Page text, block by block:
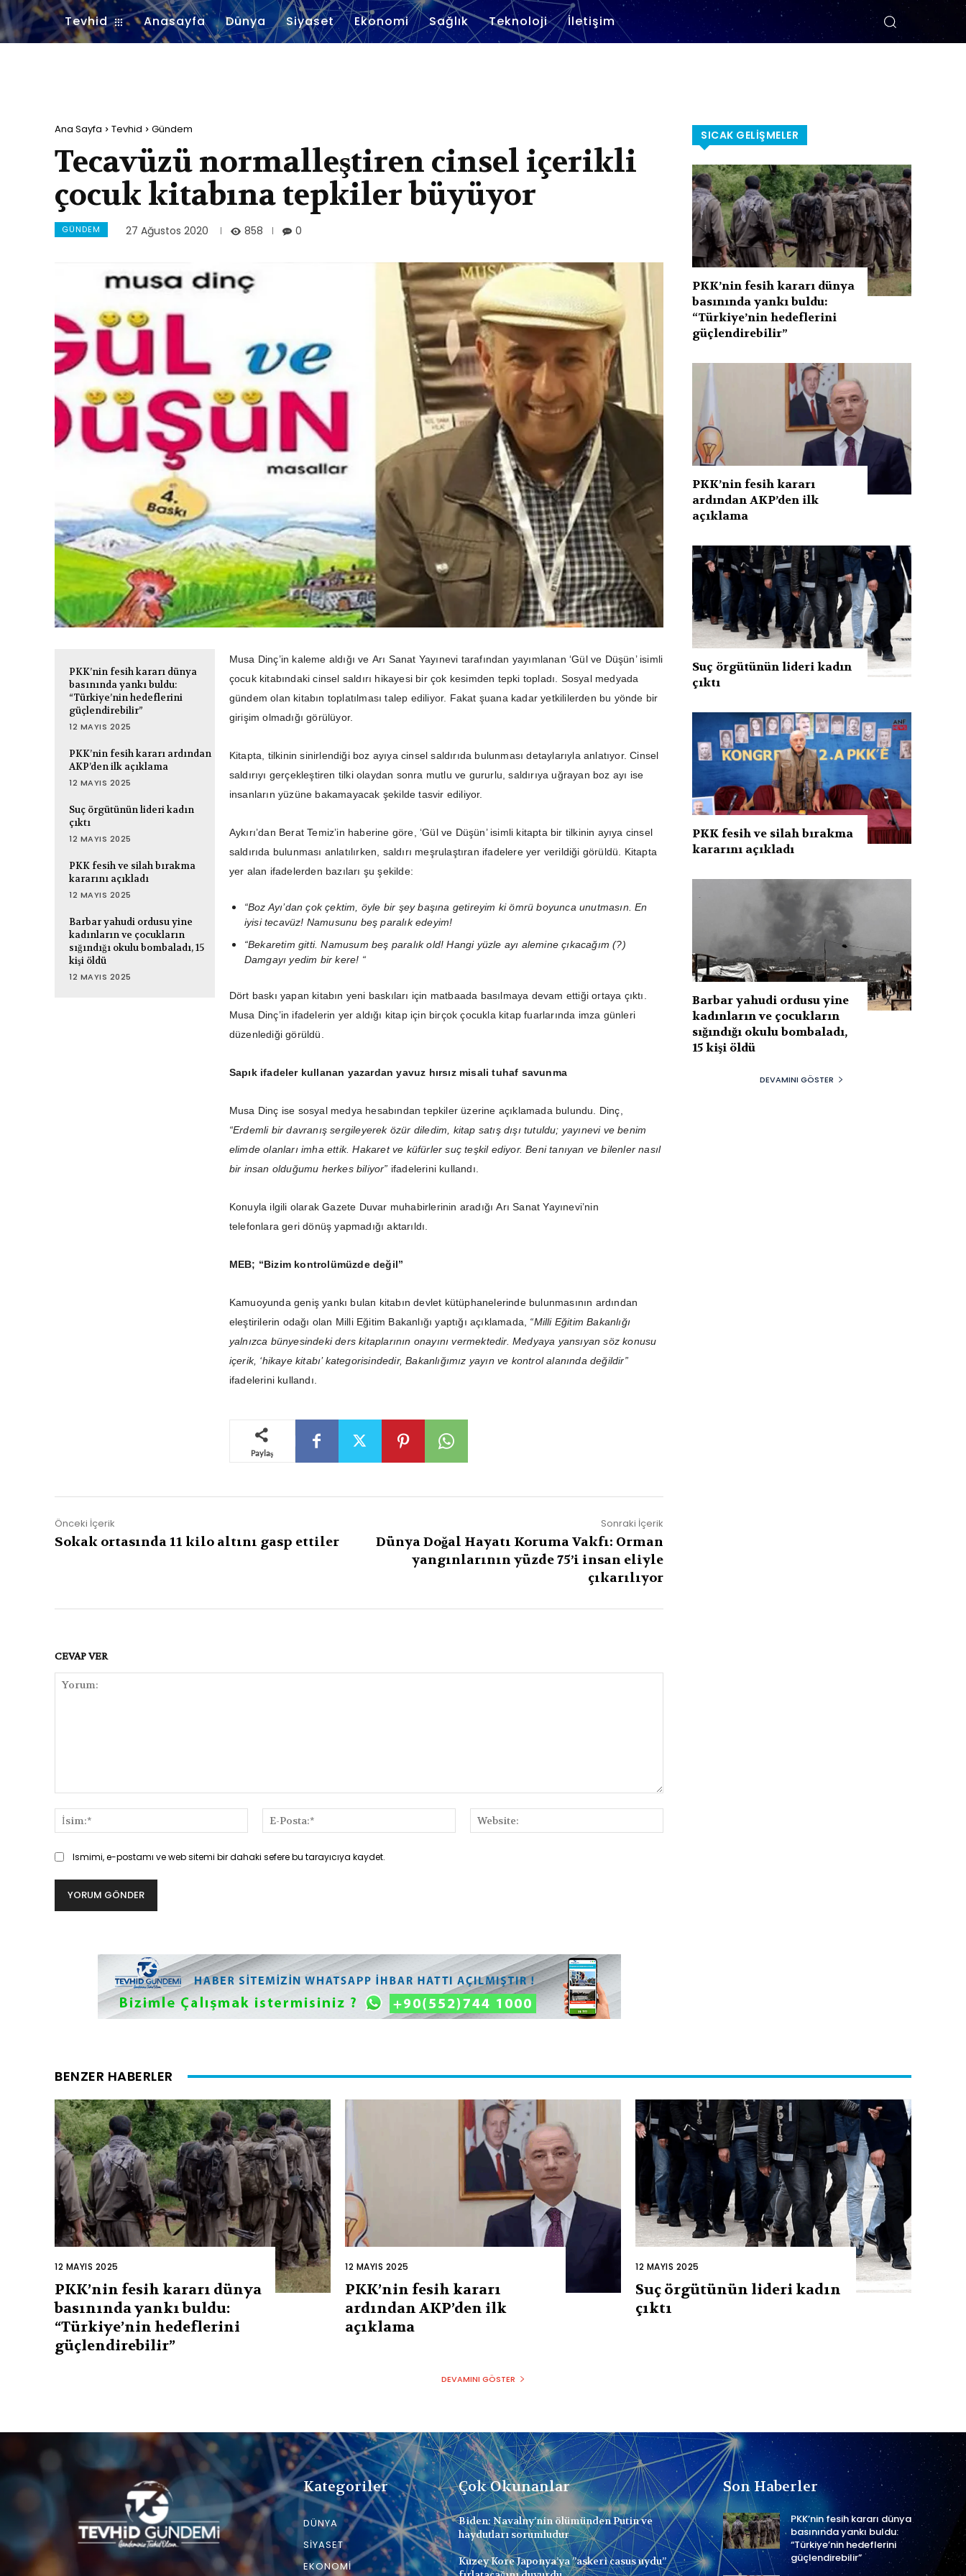
Tevhid Anasayfa Dünya Siyaset Ekonomi Sağlık Teknoloji İletişim
Ana Sayfa Tevhid Gündem
Tecavüzü normalleştiren cinsel içerikli
çocuk kitabına tepkiler büyüyor
GÜNDEM 27 Ağustos 2020 858 0
PKK’nin fesih kararı dünya
basınında yankı buldu:
“Türkiye’nin hedeflerini
güçlendirebilir”
12 MAYIS 2025
PKK’nin fesih kararı ardından
AKP’den ilk açıklama
12 MAYIS 2025
Suç örgütünün lideri kadın
çıktı
12 MAYIS 2025
PKK fesih ve silah bırakma
kararını açıkladı
12 MAYIS 2025
Barbar yahudi ordusu yine
kadınların ve çocukların
sığındığı okulu bombaladı, 15
kişi öldü
12 MAYIS 2025
Musa Dinç’in kaleme aldığı ve Arı Sanat Yayınevi tarafından yayımlanan ‘Gül ve Düşün’ isimli
çocuk kitabındaki cinsel saldırı hikayesi bir çok kesimden tepki topladı. Sosyal medyada
gündem olan kitabın toplatılması talep ediliyor. Fakat şuana kadar yetkililerden bu yönde bir
girişim olmadığı görülüyor.
Kitapta, tilkinin sinirlendiği boz ayıya cinsel saldırıda bulunması detaylarıyla anlatıyor. Cinsel
saldırıyı gerçekleştiren tilki olaydan sonra mutlu ve gururlu, saldırıya uğrayan boz ayı ise
insanların yüzüne bakamayacak şekilde tasvir ediliyor.
Aykırı’dan Berat Temiz’in haberine göre, ‘Gül ve Düşün’ isimli kitapta bir tilkinin ayıya cinsel
saldırıda bulunması anlatılırken, saldırı meşrulaştıran ifadelere yer verildiği görüldü. Kitapta
yer alan ifadelerden bazıları şu şekilde:
“Boz Ayı’dan çok çektim, öyle bir şey başına getireyim ki ömrü boyunca unutmasın. En
iyisi tecavüz! Namusunu beş paralık edeyim!
“Bekaretim gitti. Namusum beş paralık old! Hangi yüzle ayı alemine çıkacağım (?)
Damgayı yedim bir kere! “
Dört baskı yapan kitabın yeni baskıları için matbaada basılmaya devam ettiği ortaya çıktı.
Musa Dinç’in ifadelerin yer aldığı kitap için birçok çocukla kitap fuarlarında imza günleri
düzenlediği görüldü.
Sapık ifadeler kullanan yazardan yavuz hırsız misali tuhaf savunma
Musa Dinç ise sosyal medya hesabından tepkiler üzerine açıklamada bulundu. Dinç,
“Erdemli bir davranış sergileyerek özür diledim, kitap satış dışı tutuldu; yayınevi ve benim
elimde olanları imha ettik. Hakaret ve küfürler suç teşkil ediyor. Beni tanıyan ve bilenler nasıl
bir insan olduğumu herkes biliyor” ifadelerini kullandı.
Konuyla ilgili olarak Gazete Duvar muhabirlerinin aradığı Arı Sanat Yayınevi’nin
telefonlara geri dönüş yapmadığı aktarıldı.
MEB; “Bizim kontrolümüzde değil”
Kamuoyunda geniş yankı bulan kitabın devlet kütüphanelerinde bulunmasının ardından
eleştirilerin odağı olan Milli Eğitim Bakanlığı yaptığı açıklamada, “Milli Eğitim Bakanlığı
yalnızca bünyesindeki ders kitaplarının onayını vermektedir. Medyaya yansıyan söz konusu
içerik, ‘hikaye kitabı’ kategorisindedir, Bakanlığımız yayın ve kontrol alanında değildir”
ifadelerini kullandı.
Paylaş
Önceki İçerik
Sokak ortasında 11 kilo altını gasp ettiler
Sonraki İçerik
Dünya Doğal Hayatı Koruma Vakfı: Orman
yangınlarının yüzde 75’i insan eliyle
çıkarılıyor
CEVAP VER
İsim:*
Posta:*
Ismimi, e-postamı ve web sitemi bir dahaki sefere bu tarayıcıya kaydet.
SICAK GELIŞMELER
PKK’nin fesih kararı dünya
basınında yankı buldu:
“Türkiye’nin hedeflerini
güçlendirebilir”
PKK’nin fesih kararı
ardından AKP’den ilk
açıklama
Suç örgütünün lideri kadın
çıktı
PKK fesih ve silah bırakma
kararını açıkladı
Barbar yahudi ordusu yine
kadınların ve çocukların
sığındığı okulu bombaladı,
15 kişi öldü
DEVAMINI GÖSTER
BENZER HABERLER
12 MAYIS 2025
PKK’nin fesih kararı dünya
basınında yankı buldu:
“Türkiye’nin hedeflerini
güçlendirebilir”
12 MAYIS 2025
PKK’nin fesih kararı
ardından AKP’den ilk
açıklama
12 MAYIS 2025
Suç örgütünün lideri kadın
çıktı
DEVAMINI GÖSTER
Kategoriler
DÜNYA
SIYASET
EKONOMI
Çok Okunanlar
Biden: Navalny’nin ölümünden Putin ve
haydutları sorumludur
Kuzey Kore Japonya’ya ”askeri casus uydu”
Son Haberler
PKK’nin fesih kararı dünya
basınında yankı buldu:
“Türkiye’nin hedeflerini
güçlendirebilir”